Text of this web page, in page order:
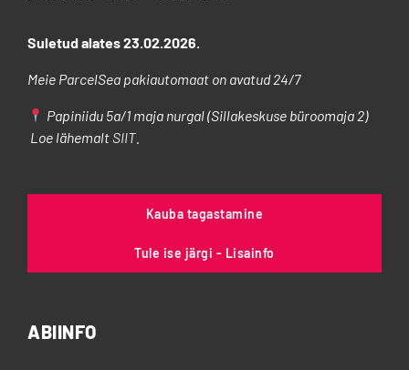
Suletud alates 23.02.2026.
Meie ParcelSea pakiautomaat on avatud 24/7
Papiniidu 5a/1 maja nurgal (Sillakeskuse büroomaja 2)
Loe lähemaltSIIT.
Kauba tagastamine
Tule ise järgi - Lisainfo
ABIINFO